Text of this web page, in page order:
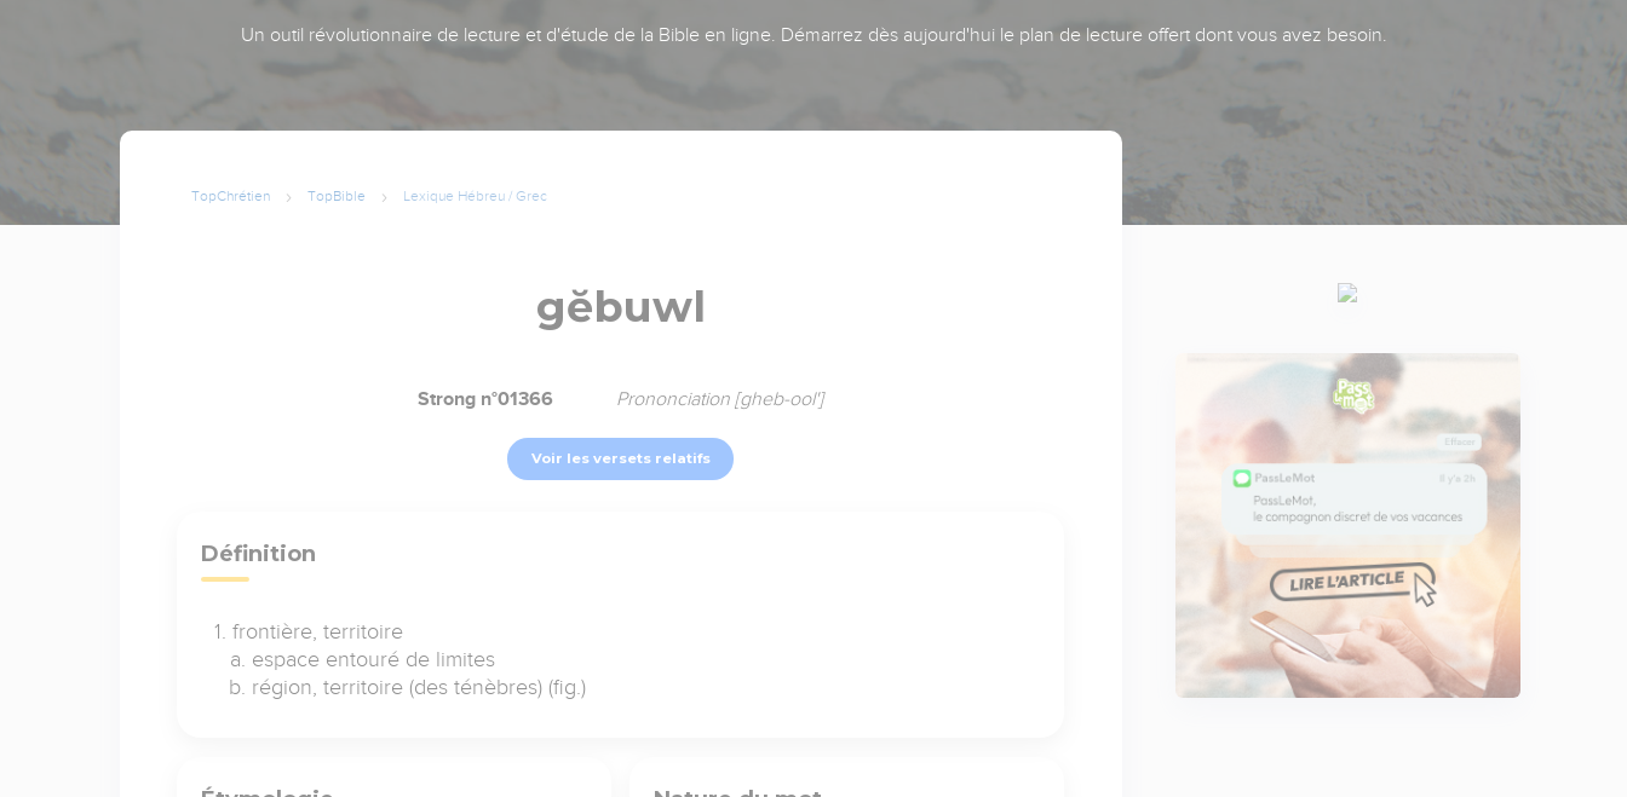
Un outil révolutionnaire de lecture et d'étude de la Bible en ligne. Démarrez dès aujourd'hui le plan de lecture offert dont vous avez besoin.
TopChrétien TopBible Lexique Hébreu / Grec
gĕbuwl
Strong n°01366 Prononciation [gheb-ool']
Voir les versets relatifs
Définition
frontière, territoire
espace entouré de limites
région, territoire (des ténèbres) (fig.)